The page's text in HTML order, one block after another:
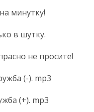
минутку!
в шутку.
не просите!
(-). mp3
(+). mp3